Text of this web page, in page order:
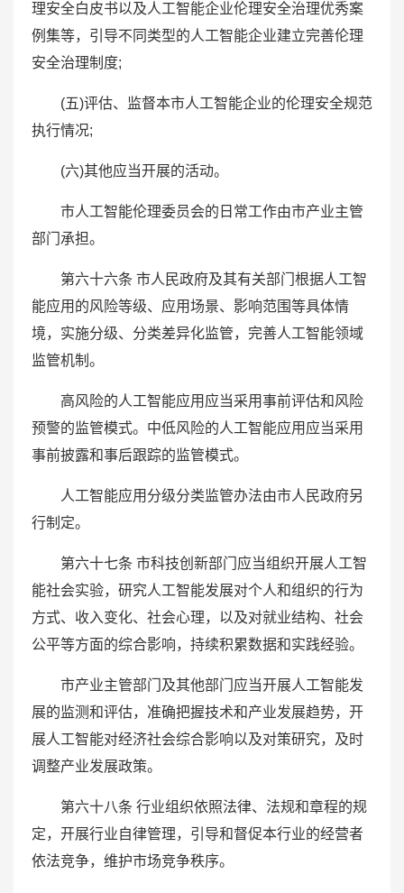
理安全白皮书以及人工智能企业伦理安全治理优秀案
例集等，引导不同类型的人工智能企业建立完善伦理
安全治理制度;
(五)评估、监督本市人工智能企业的伦理安全规范
执行情况;
(六)其他应当开展的活动。
市人工智能伦理委员会的日常工作由市产业主管
部门承担。
第六十六条 市人民政府及其有关部门根据人工智
能应用的风险等级、应用场景、影响范围等具体情
境，实施分级、分类差异化监管，完善人工智能领域
监管机制。
高风险的人工智能应用应当采用事前评估和风险
预警的监管模式。中低风险的人工智能应用应当采用
事前披露和事后跟踪的监管模式。
人工智能应用分级分类监管办法由市人民政府另
行制定。
第六十七条 市科技创新部门应当组织开展人工智
能社会实验，研究人工智能发展对个人和组织的行为
方式、收入变化、社会心理，以及对就业结构、社会
公平等方面的综合影响，持续积累数据和实践经验。
市产业主管部门及其他部门应当开展人工智能发
展的监测和评估，准确把握技术和产业发展趋势，开
展人工智能对经济社会综合影响以及对策研究，及时
调整产业发展政策。
第六十八条 行业组织依照法律、法规和章程的规
定，开展行业自律管理，引导和督促本行业的经营者
依法竞争，维护市场竞争秩序。